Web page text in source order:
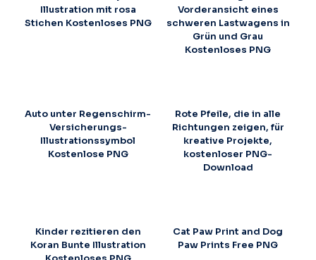
Illustration mit rosa
Stichen Kostenloses PNG
Vorderansicht eines
schweren Lastwagens in
Grün und Grau
Kostenloses PNG
Auto unter Regenschirm-
Versicherungs-
Illustrationssymbol
Kostenlose PNG
Rote Pfeile, die in alle
Richtungen zeigen, für
kreative Projekte,
kostenloser PNG-
Download
Kinder rezitieren den
Koran Bunte Illustration
Cat Paw Print and Dog
Paw Prints Free PNG